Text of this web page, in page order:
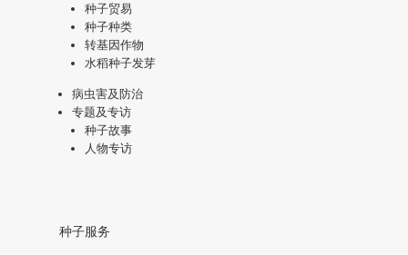
种子贸易
种子种类
转基因作物
水稻种子发芽
病虫害及防治
专题及专访
种子故事
人物专访
种子服务